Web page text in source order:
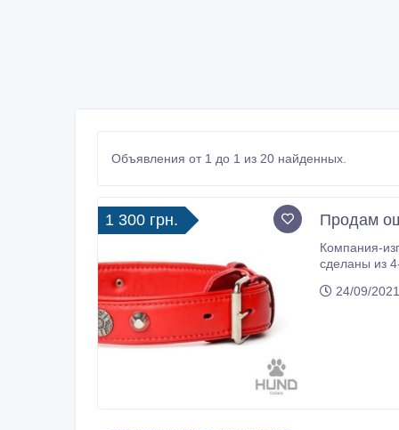
Объявления от 1 до 1 из 20 найденных.
1 300 грн. Продам
Компания-
сделаны из
24/09/